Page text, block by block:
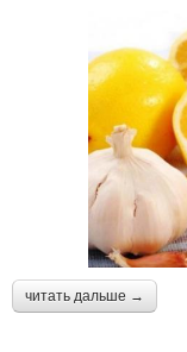
читать дальше →